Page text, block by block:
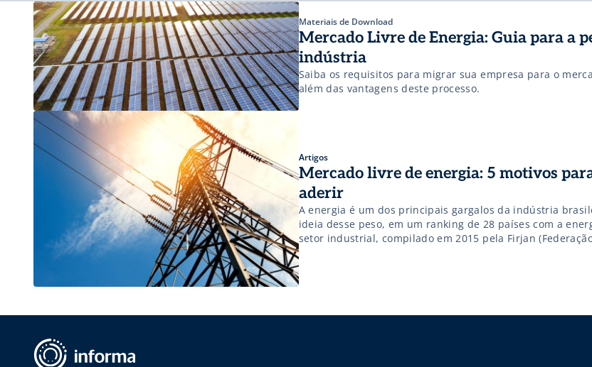
Materiais de Download
Mercado Livre de Energia: Guia para a
indústria
Saiba os requisitos para migrar sua empresa para o
além das vantagens deste processo.
Artigos
Mercado livre de energia: 5 motivos
aderir
A energia é um dos principais gargalos da indústria
ideia desse peso, em um ranking de 28 países com a
setor industrial, compilado em 2015 pela Firjan
Estado do Rio), nosso País está em primeiro lugar. O